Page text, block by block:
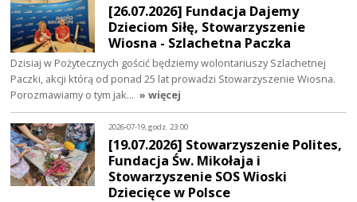
[26.07.2026] Fundacja Dajemy
Dzieciom Siłę, Stowarzyszenie
Wiosna - Szlachetna Paczka
Dzisiaj w Pożytecznych gościć będziemy wolontariuszy Szlachetnej
Paczki, akcji którą od ponad 25 lat prowadzi Stowarzyszenie Wiosna.
Porozmawiamy o tym jak… » więcej
2026-07-19, godz. 23:00
[19.07.2026] Stowarzyszenie Polites,
Fundacja Św. Mikołaja i
Stowarzyszenie SOS Wioski
Dziecięce w Polsce